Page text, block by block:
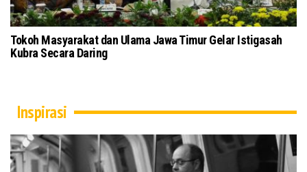
Tokoh Masyarakat dan Ulama Jawa Timur Gelar Istigasah
Kubra Secara Daring
Inspirasi